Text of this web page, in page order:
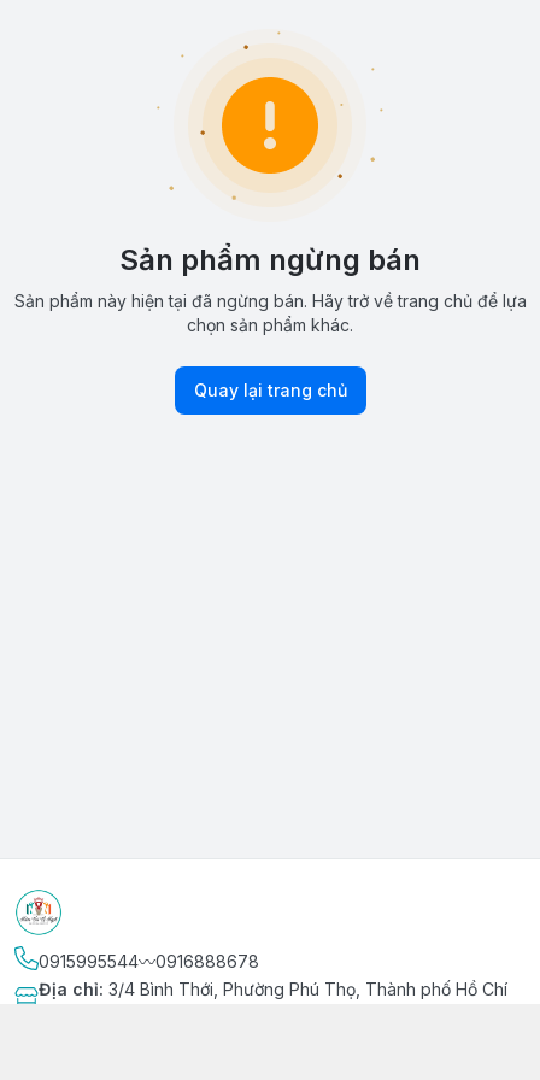
Sản phẩm ngừng bán
Sản phẩm này hiện tại đã ngừng bán. Hãy trở về trang chủ để lựa
chọn sản phẩm khác.
Quay lại trang chủ
0915995544〰️0916888678
Địa chỉ: 3/4 Bình Thới, Phường Phú Thọ, Thành phố Hồ Chí